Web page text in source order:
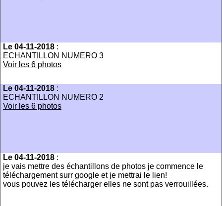
Le 04-11-2018 :
ECHANTILLON NUMERO 3
Voir les 6 photos
Le 04-11-2018 :
ECHANTILLON NUMERO 2
Voir les 6 photos
Le 04-11-2018 :
je vais mettre des échantillons de photos je commence le
téléchargement surr google et je mettrai le lien!
vous pouvez les télécharger elles ne sont pas verrouillées.